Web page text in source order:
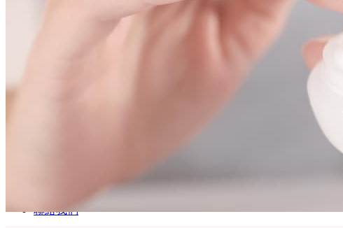
聯絡我們